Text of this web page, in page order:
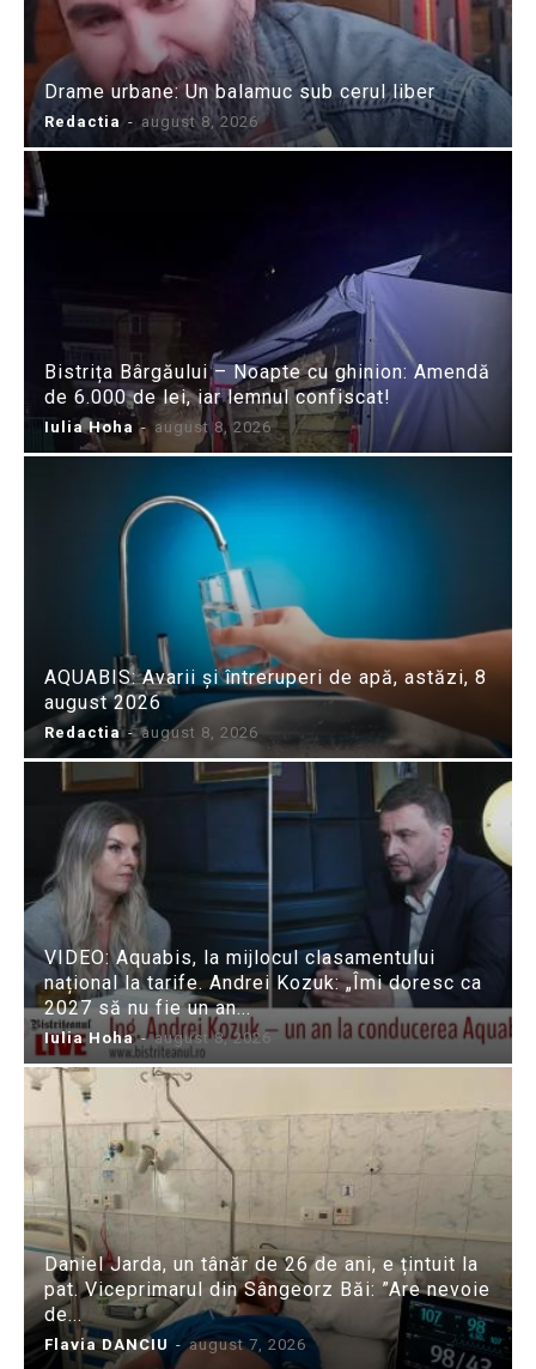
Drame urbane: Un balamuc sub cerul liber
Redactia - august 8, 2026
Bistrița Bârgăului – Noapte cu ghinion: Amendă
de 6.000 de lei, iar lemnul confiscat!
Iulia Hoha - august 8, 2026
AQUABIS: Avarii și întreruperi de apă, astăzi, 8
august 2026
Redactia - august 8, 2026
VIDEO: Aquabis, la mijlocul clasamentului
național la tarife. Andrei Kozuk: „Îmi doresc ca
2027 să nu fie un an...
Iulia Hoha - august 8, 2026
Daniel Jarda, un tânăr de 26 de ani, e țintuit la
pat. Viceprimarul din Sângeorz Băi: ”Are nevoie
de...
Flavia DANCIU - august 7, 2026